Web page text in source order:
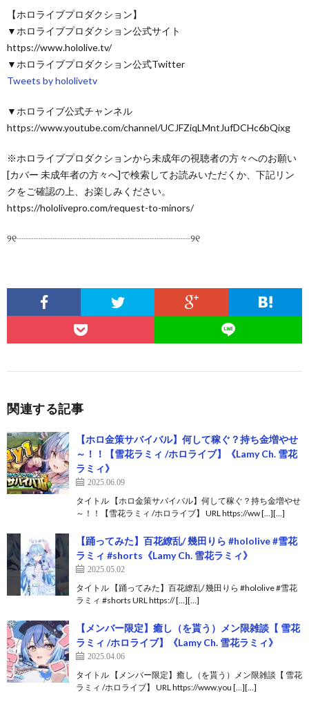
【ホロライブプロダクション】
▼ホロライブプロダクション公式サイト
https://www.hololive.tv/
▼ホロライブプロダクション公式Twitter
Tweets by hololivetv
▼ホロライブ公式チャンネル
https://www.youtube.com/channel/UCJFZiqLMntJufDCHc6bQixg
※ホロライブプロダクションから未成年の視聴者の方々へのお願い
[カバー 未成年者の方々へ]で検索してお読みいただくか、下記リン
クをご確認の上、お楽しみください。
https://hololivepro.com/request-to-minors/
୨୧┈┈┈┈┈┈┈┈┈┈┈┈┈┈┈┈┈┈୨୧
関連する記事
【ホロ金策サバイバル】何して稼ぐ？持ち金増やせ
～！！【雪花ラミィ /ホロライブ】《Lamy Ch. 雪花
ラミィ》
2025.06.09
タイトル 【ホロ金策サバイバル】何して稼ぐ？持ち金増やせ
～！！【雪花ラミィ /ホロライブ】 URL https://ww […][…]
【踊ってみた】百花繚乱/ 幾田りら #hololive #雪花
ラミィ #shorts《Lamy Ch. 雪花ラミィ》
2025.05.02
タイトル 【踊ってみた】百花繚乱/ 幾田りら #hololive #雪花
ラミィ #shorts URL https:// […][…]
【メンバー限定】癒し（を貰う）メン限雑談【 雪花
ラミィ /ホロライブ】《Lamy Ch. 雪花ラミィ》
2025.04.06
タイトル 【メンバー限定】癒し（を貰う）メン限雑談【 雪花
ラミィ /ホロライブ】 URL https://www.you […][…]